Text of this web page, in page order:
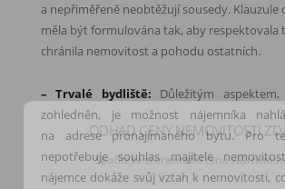
a nepřiměřeně neobtěžují sousedy. Klauzule
měla být formulována tak, aby respektovala
chránila nemovitost a pohodu ostatních.
– Trvalé bydliště: Důležitým
zohledněn, je možnost nájemníka
na adrese pronajímaného bytu. Pro
nepotřebuje souhlas majitele
nájemce dokáže svůj vztah k nemovitosti,
ODHAD CENY NEMOVITOSTI
Spočítejte si orientační cenu vaší